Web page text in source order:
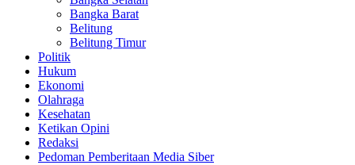
Bangka Barat
Belitung
Belitung Timur
Politik
Hukum
Ekonomi
Olahraga
Kesehatan
Ketikan Opini
Redaksi
Pedoman Pemberitaan Media Siber